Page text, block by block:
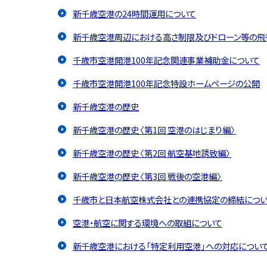
新千歳空港の24時間運用について
新千歳空港周辺における高さ制限及びドローン等の
千歳市空港開港100年記念関連事業補助金について
千歳市空港開港100年記念特設ホームページの公開
新千歳空港の歴史
新千歳空港の歴史〈第1回 空港のはじまり編〉
新千歳空港の歴史〈第2回 航空基地誘致編〉
新千歳空港の歴史〈第3回 戦後の空港編〉
千歳市と日本航空株式会社との連携協定の締結につ
空港・航空に関する環境への取組について
新千歳空港における「特定利用空港」への対応につい